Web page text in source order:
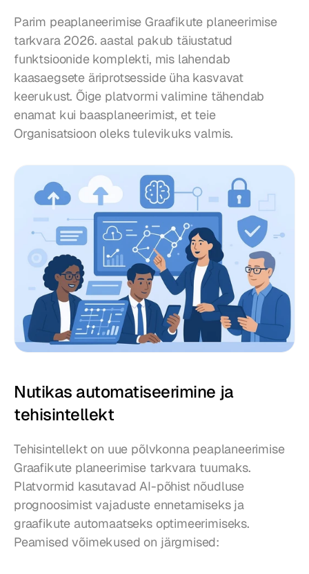
Parim peaplaneerimise Graafikute planeerimise
tarkvara 2026. aastal pakub täiustatud
funktsioonide komplekti, mis lahendab
kaasaegsete äriprotsesside üha kasvavat
keerukust. Õige platvormi valimine tähendab
enamat kui baasplaneerimist, et teie
Organisatsioon oleks tulevikuks valmis.
Nutikas automatiseerimine ja
tehisintellekt
Tehisintellekt on uue põlvkonna peaplaneerimise
Graafikute planeerimise tarkvara tuumaks.
Platvormid kasutavad AI-põhist nõudluse
prognoosimist vajaduste ennetamiseks ja
graafikute automaatseks optimeerimiseks.
Peamised võimekused on järgmised: